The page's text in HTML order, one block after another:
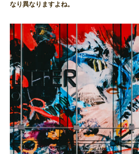
なり異なりますよね。